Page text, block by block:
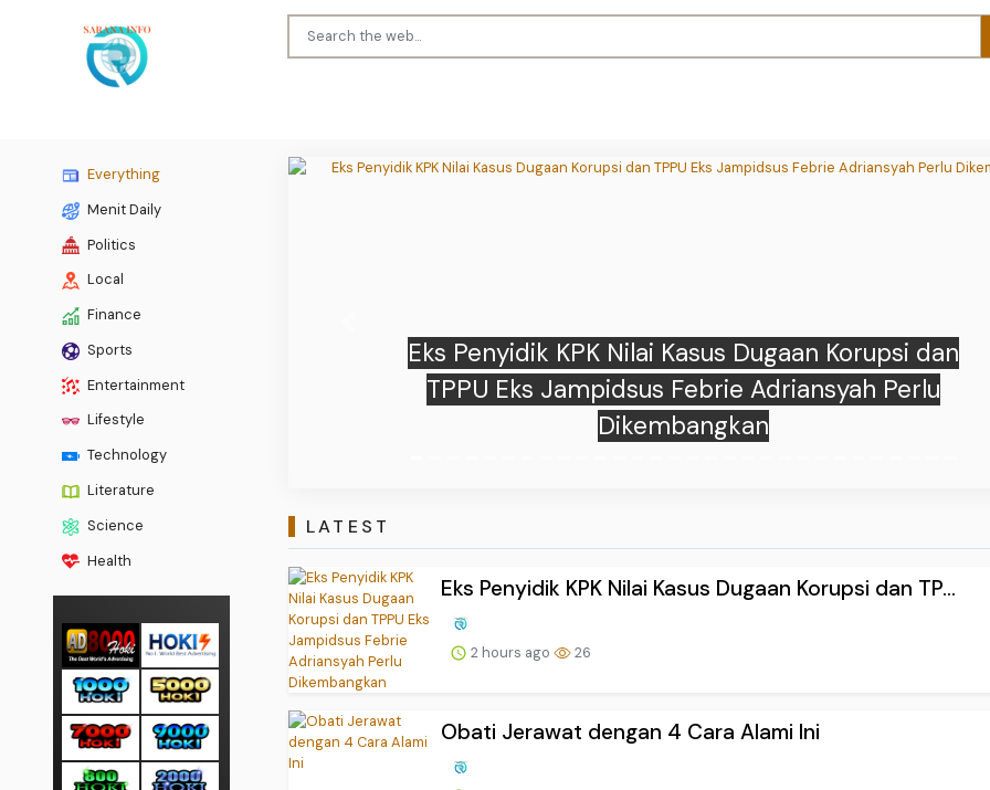
Everything
Menit Daily
Politics
Local
Finance
Sports
Entertainment
Lifestyle
Technology
Literature
Science
Health
Obati Jerawat dengan 4 Cara Alami Ini
LATEST
Eks Penyidik KPK Nilai Kasus Dugaan Korupsi dan TP...
2 hours ago 26
Obati Jerawat dengan 4 Cara Alami Ini